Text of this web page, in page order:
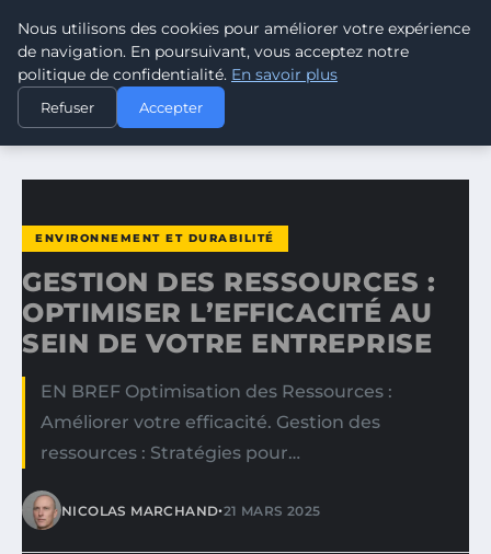
CLIMATE RESPONSE BLOG
ACCUEIL
ENVIRONNEMENT ET DURABILITÉ
GESTION DES RESSOURCES : OPTIMISER L’EFFICACITÉ AU…
ENVIRONNEMENT ET DURABILITÉ
GESTION DES RESSOURCES :
OPTIMISER L’EFFICACITÉ AU
SEIN DE VOTRE ENTREPRISE
EN BREF Optimisation des Ressources :
Améliorer votre efficacité. Gestion des
ressources : Stratégies pour…
NICOLAS MARCHAND•21 MARS 2025
Nous utilisons des cookies pour améliorer votre expérience
de navigation. En poursuivant, vous acceptez notre
politique de confidentialité. En savoir plus
Refuser Accepter